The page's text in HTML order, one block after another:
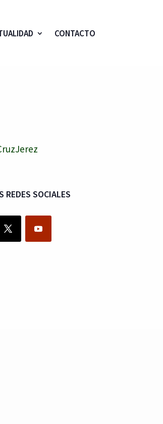
CONTACTO
REDES SOCIALES